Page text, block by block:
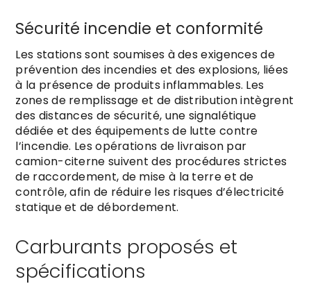
Sécurité incendie et conformité
Les stations sont soumises à des exigences de
prévention des incendies et des explosions, liées
à la présence de produits inflammables. Les
zones de remplissage et de distribution intègrent
des distances de sécurité, une signalétique
dédiée et des équipements de lutte contre
l’incendie. Les opérations de livraison par
camion-citerne suivent des procédures strictes
de raccordement, de mise à la terre et de
contrôle, afin de réduire les risques d’électricité
statique et de débordement.
Carburants proposés et
spécifications